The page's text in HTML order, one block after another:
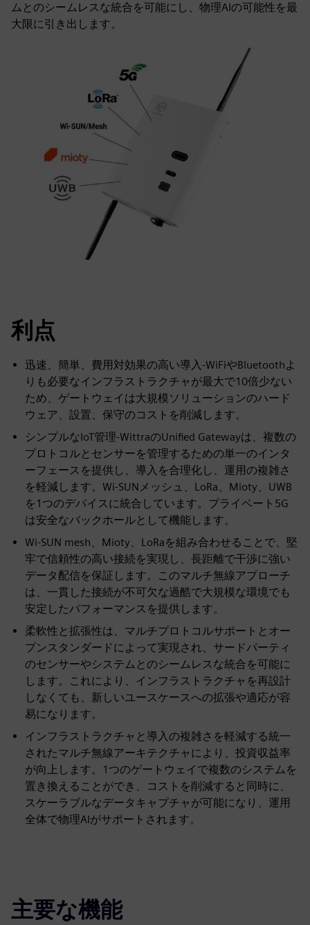
ムとのシームレスな統合を可能にし、物理AIの可能性を最
大限に引き出します。
利点
迅速、簡単、費用対効果の高い導入-WiFiやBluetoothよ
りも必要なインフラストラクチャが最大で10倍少ない
ため、ゲートウェイは大規模ソリューションのハード
ウェア、設置、保守のコストを削減します。
シンプルなIoT管理-WittraのUnified Gatewayは、複数の
プロトコルとセンサーを管理するための単一のインタ
ーフェースを提供し、導入を合理化し、運用の複雑さ
を軽減します。Wi-SUNメッシュ、LoRa、Mioty、UWB
を1つのデバイスに統合しています。プライベート5G
は安全なバックホールとして機能します。
Wi-SUN mesh、Mioty、LoRaを組み合わせることで、堅
牢で信頼性の高い接続を実現し、長距離で干渉に強い
データ配信を保証します。このマルチ無線アプローチ
は、一貫した接続が不可欠な過酷で大規模な環境でも
安定したパフォーマンスを提供します。
柔軟性と拡張性は、マルチプロトコルサポートとオー
プンスタンダードによって実現され、サードパーティ
のセンサーやシステムとのシームレスな統合を可能に
します。これにより、インフラストラクチャを再設計
しなくても、新しいユースケースへの拡張や適応が容
易になります。
インフラストラクチャと導入の複雑さを軽減する統一
されたマルチ無線アーキテクチャにより、投資収益率
が向上します。1つのゲートウェイで複数のシステムを
置き換えることができ、コストを削減すると同時に、
スケーラブルなデータキャプチャが可能になり、運用
全体で物理AIがサポートされます。
主要な機能